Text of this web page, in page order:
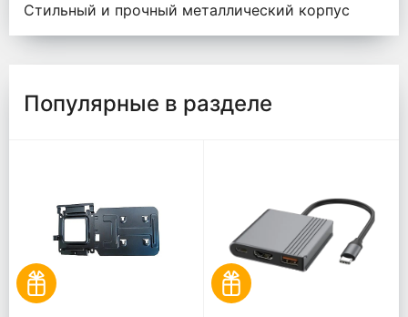
Стильный и прочный металлический корпус
Популярные в разделе